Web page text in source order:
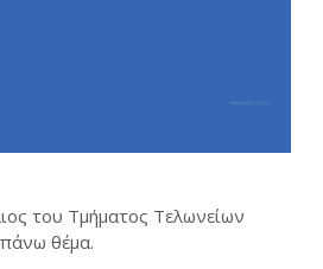
του Τμήματος Τελωνείων
θέμα.